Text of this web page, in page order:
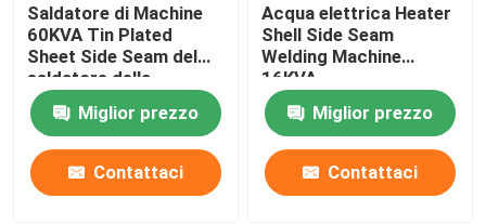
Saldatore di Machine
60KVA Tin Plated
Sheet Side Seam del
saldatore della
cucitura
Miglior prezzo
Contattaci
Acqua elettrica Heater
Shell Side Seam
Welding Machine
16KVA
Miglior prezzo
Contattaci